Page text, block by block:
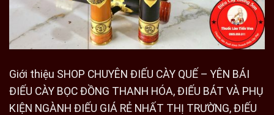
Giới thiệu SHOP CHUYÊN ĐIẾU CÀY QUẾ – YÊN BÁI
ĐIẾU CÀY BỌC ĐỒNG THANH HÓA, ĐIẾU BÁT VÀ PHỤ
KIỆN NGÀNH ĐIẾU GIÁ RẺ NHẤT THỊ TRƯỜNG, ĐIẾU